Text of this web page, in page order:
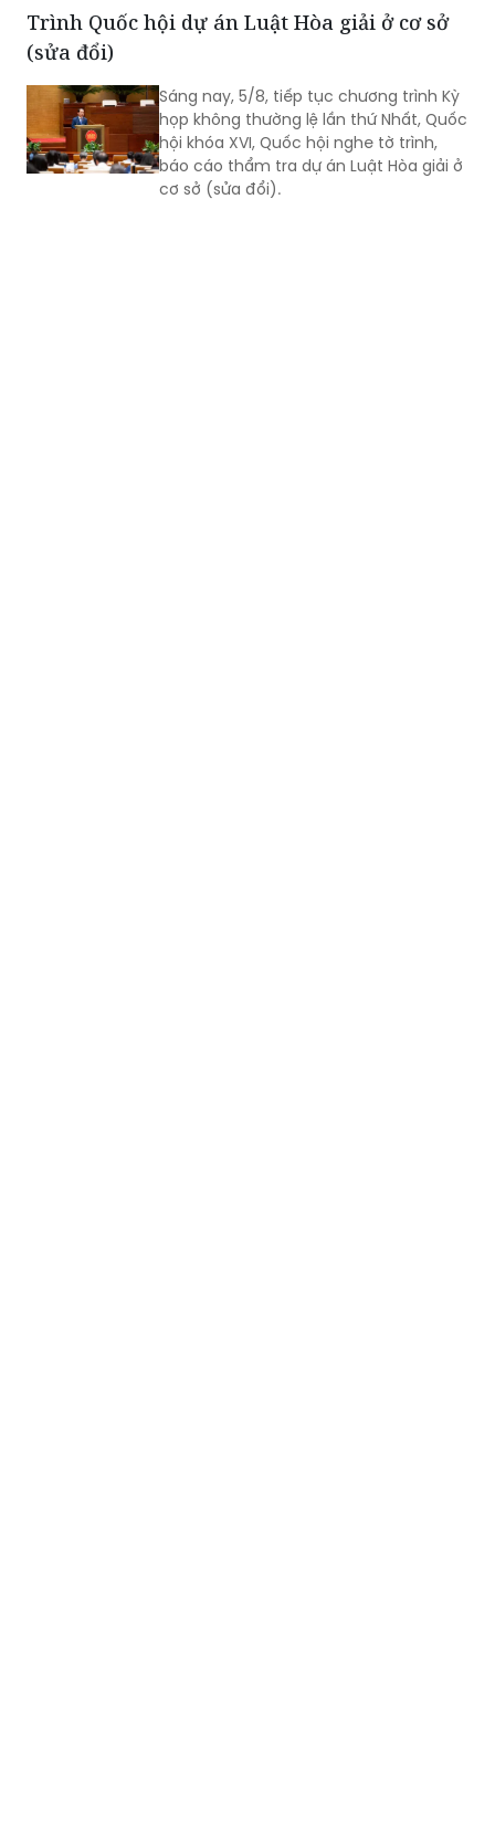
Trình Quốc hội dự án Luật Hòa giải ở cơ sở
(sửa đổi)
Sáng nay, 5/8, tiếp tục chương trình Kỳ
họp không thường lệ lần thứ Nhất, Quốc
hội khóa XVI, Quốc hội nghe tờ trình,
báo cáo thẩm tra dự án Luật Hòa giải ở
cơ sở (sửa đổi).